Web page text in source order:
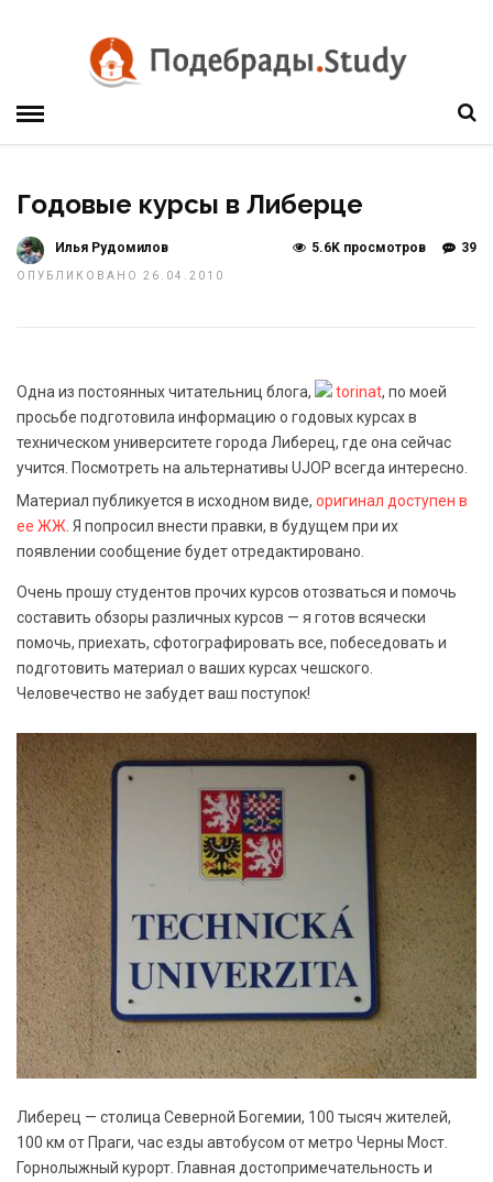
Годовые курсы в Либерце
Илья Рудомилов
ОПУБЛИКОВАНО 26.04.2010
39
5.6K просмотров
Одна из постоянных читательниц блога, torinat, по моей
просьбе подготовила информацию о годовых курсах в
техническом университете города Либерец, где она сейчас
учится. Посмотреть на альтернативы UJOP всегда интересно.
Материал публикуется в исходном виде, оригинал доступен в
ее ЖЖ . Я попросил внести правки, в будущем при их
появлении сообщение будет отредактировано.
Очень прошу студентов прочих курсов отозваться и помочь
составить обзоры различных курсов — я готов всячески
помочь, приехать, сфотографировать все, побеседовать и
подготовить материал о ваших курсах чешского.
Человечество не забудет ваш поступок!
Либерец — столица Северной Богемии, 100 тысяч жителей,
100 км от Праги, час езды автобусом от метро Черны Мост.
Горнолыжный курорт. Главная достопримечательность и